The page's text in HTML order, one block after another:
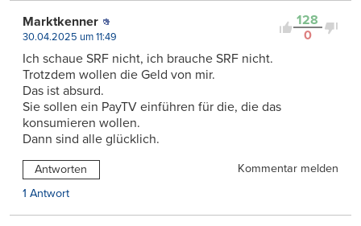
128
0
Marktkenner
30.04.2025 um 11:49
Ich schaue SRF nicht, ich brauche SRF nicht.
Trotzdem wollen die Geld von mir.
Das ist absurd.
Sie sollen ein PayTV einführen für die, die das
konsumieren wollen.
Dann sind alle glücklich.
Antworten
Kommentar melden
1 Antwort